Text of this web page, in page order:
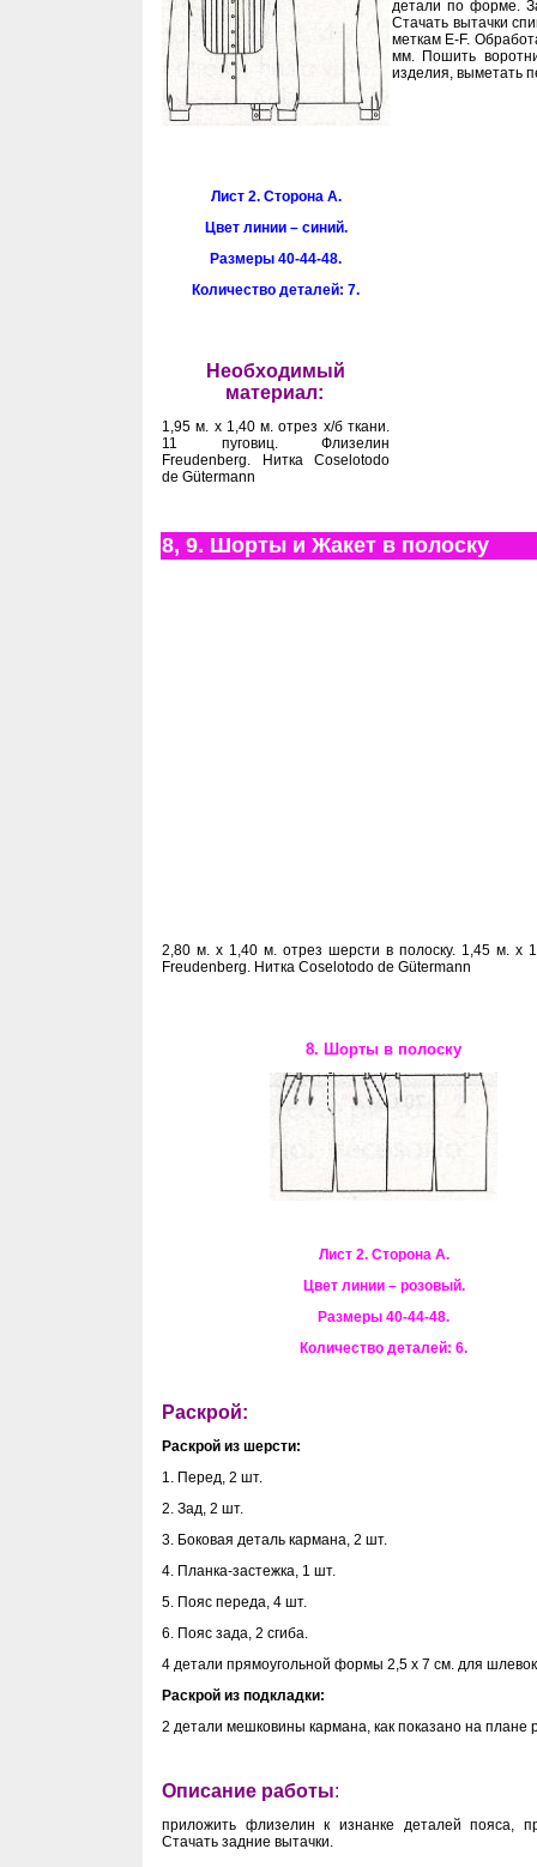
Лист 2. Сторона А.
Цвет линии – синий.
Размеры 40-44-48.
Количество деталей: 7.
Необходимый
материал:
1,95 м. х 1,40 м. отрез х/б ткани.
11 пуговиц. Флизелин
Freudenberg. Нитка Coselotodo
de Gütermann
детали по форме.
Стачать вытачки
меткам Е-F.
мм. Пошить
изделия, выметать
8, 9. Шорты и Жакет в полоску
2,80 м. х 1,40 м. отрез шерсти в полоску. 1,45 м. х
Freudenberg. Нитка Coselotodo de Gütermann
8. Шорты в полоску
Лист 2. Сторона А.
Цвет линии – розовый.
Размеры 40-44-48.
Количество деталей: 6.
Раскрой:
Раскрой из шерсти:
1. Перед, 2 шт.
2. Зад, 2 шт.
3. Боковая деталь кармана, 2 шт.
4. Планка-застежка, 1 шт.
5. Пояс переда, 4 шт.
6. Пояс зада, 2 сгиба.
4 детали прямоугольной формы 2,5 х 7 см. для
Раскрой из подкладки:
2 детали мешковины кармана, как показано на плане
Описание работы:
приложить флизелин к изнанке деталей пояса,
Стачать задние вытачки.